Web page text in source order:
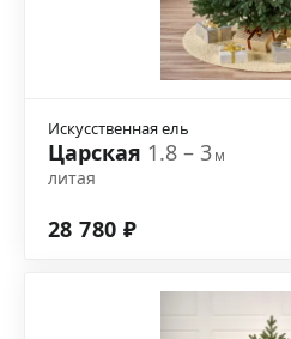
Искусственная ель
Царская 1.8 – 3м
литая
28 780 ₽